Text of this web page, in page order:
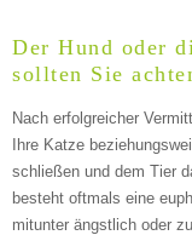
Der Hund oder
sollten Sie
Nach erfolgreicher
Ihre Katze
schließen und dem Tier
besteht oftmals eine
mitunter ängstlich oder